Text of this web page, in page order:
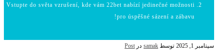
Vstupte do světa vzrušení, kde vám 22bet nabízí jedinečné možnosti
pro úspěšné sázení a zábavu!
سپتامبر 1, 2025 توسط samak در Post